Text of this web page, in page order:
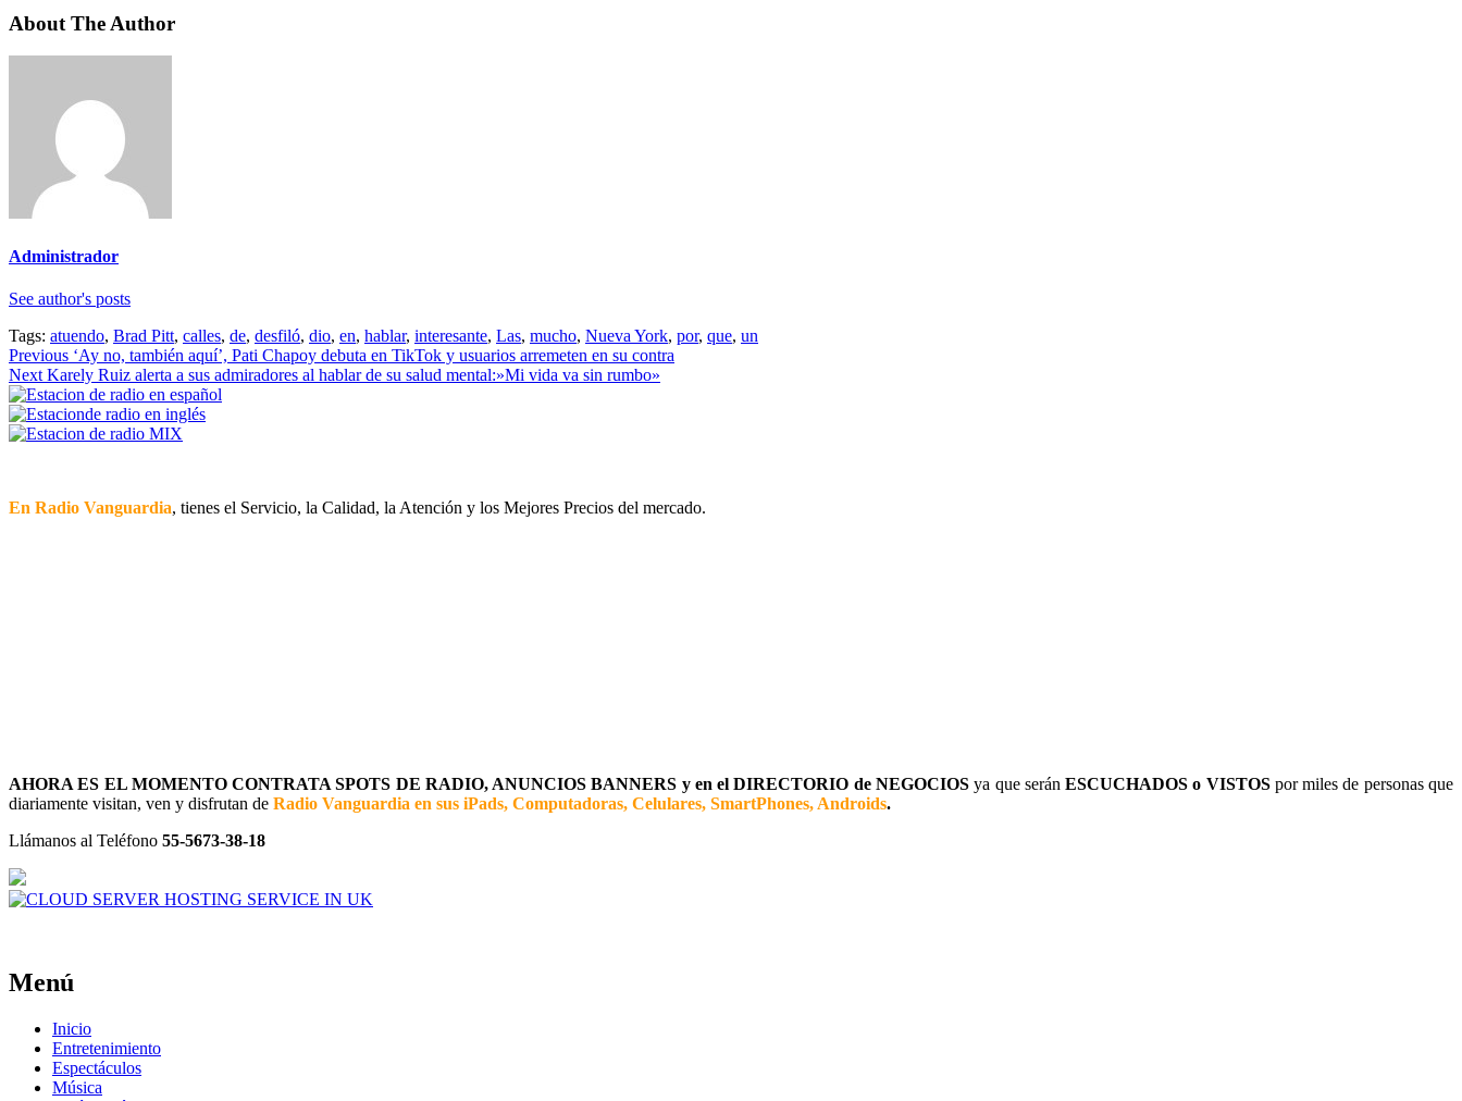
About The Author
Administrador
See author's posts
Tags: atuendo, Brad Pitt, calles, de, desfiló, dio, en, hablar, interesante, Las, mucho, Nueva York, por, que, un
Continue
Reading
Previous ‘Ay no, también aquí’, Pati Chapoy debuta en TikTok y usuarios arremeten en su contra
Next Karely Ruiz alerta a sus admiradores al hablar de su salud mental:»Mi vida va sin rumbo»
En Radio Vanguardia, tienes el Servicio, la Calidad, la Atención y los Mejores Precios del mercado.
AHORA ES EL MOMENTO CONTRATA SPOTS DE RADIO, ANUNCIOS BANNERS y en el DIRECTORIO de NEGOCIOSya que serán ESCUCHADOS o VISTOSpor miles de personas que
diariamente visitan, ven y disfrutan de Radio Vanguardia en sus iPads, Computadoras, Celulares, SmartPhones, Androids.
Llámanos al Teléfono 55-5673-38-18
Menú
Inicio
Entretenimiento
Espectáculos
Música